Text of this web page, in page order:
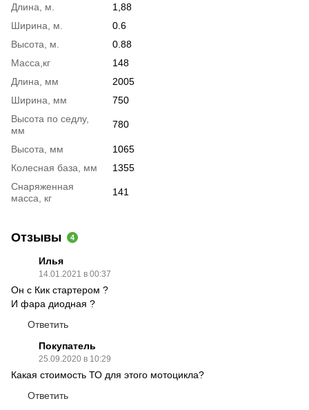
Длина, м.
1,88
Ширина, м.
0.6
Высота, м.
0.88
Масса,кг
148
Длина, мм
2005
Ширина, мм
750
Высота по седлу,
мм
780
Высота, мм
1065
Колесная база, мм
1355
Снаряженная
масса, кг
141
Отзывы 4
Илья
14.01.2021 в 00:37
Он с Кик стартером ?
И фара диодная ?
Ответить
Покупатель
25.09.2020 в 10:29
Какая стоимость ТО для этого мотоцикла?
Ответить